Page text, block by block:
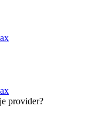
provider?